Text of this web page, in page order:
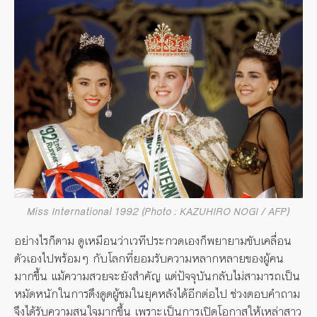
Miss International 1992 (Photo : KAZUHIRO NOGI / AFP)
อย่างไรก็ตาม ดูเหมือนว่าเวทีประกวดเองก็พยายามขับเคลื่อน
ตัวเองไปพร้อมๆ กับโลกที่ยอมรับความหลากหลายของผู้คน
มากขึ้น แม้ความสวยจะยังสำคัญ แต่ปัจจุบันกลับไม่สามารถเป็น
หมัดหนักในการดึงดูดผู้ชมในยุคหลังได้อีกต่อไป ช่วงตอบคำถาม
จึงได้รับความสนใจมากขึ้น เพราะเป็นการเปิดโอกาสให้เหล่าสาว